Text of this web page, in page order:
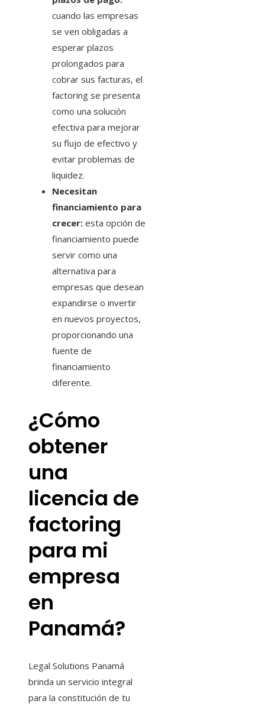
cuando las empresas
se ven obligadas a
esperar plazos
prolongados para
cobrar sus facturas, el
factoring se presenta
como una solución
efectiva para mejorar
su flujo de efectivo y
evitar problemas de
liquidez.
Necesitan
financiamiento para
crecer: esta opción de
financiamiento puede
servir como una
alternativa para
empresas que desean
expandirse o invertir
en nuevos proyectos,
proporcionando una
fuente de
financiamiento
diferente.
¿Cómo
obtener
una
licencia de
factoring
para mi
empresa
en
Panamá?
Legal Solutions Panamá
brinda un servicio integral
para la constitución de tu